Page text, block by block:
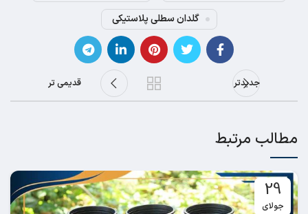
گلدان سطلی پلاستیکی
جدیدتر قدیمی تر
مطالب مرتبط
29
جولای